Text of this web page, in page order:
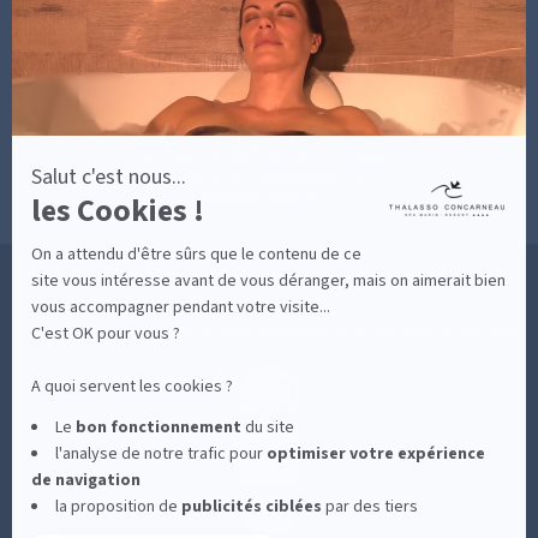
sur
Axeptio
Salut c'est nous...
les Cookies !
On a attendu d'être sûrs que le contenu de ce
site vous intéresse avant de vous déranger, mais on aimerait bien
vous accompagner pendant votre visite...
C'est OK pour vous ?
A quoi servent les cookies ?
Le bon fonctionnement du site
l'analyse de notre trafic pour optimiservotre expérience
de navigation
la proposition de publicités ciblées par des tiers
BONNES RAISONS DE VENIR
MON COMPTE
MON PANIER
ACCÈS
CONTACT
MESURES D'HYGIÈNE
POLITIQUE DE CONFIDENTIALITÉ
MENTIONS LÉGALES
36 RUE DES SABLES BLANCS - 29900 CONCARNEAU - 02 98 75 05 40
CLIQUEZ-ICI POUR MODIFIER VOS PRÉFÉRENCES EN MATIÈRE DE COOKIES